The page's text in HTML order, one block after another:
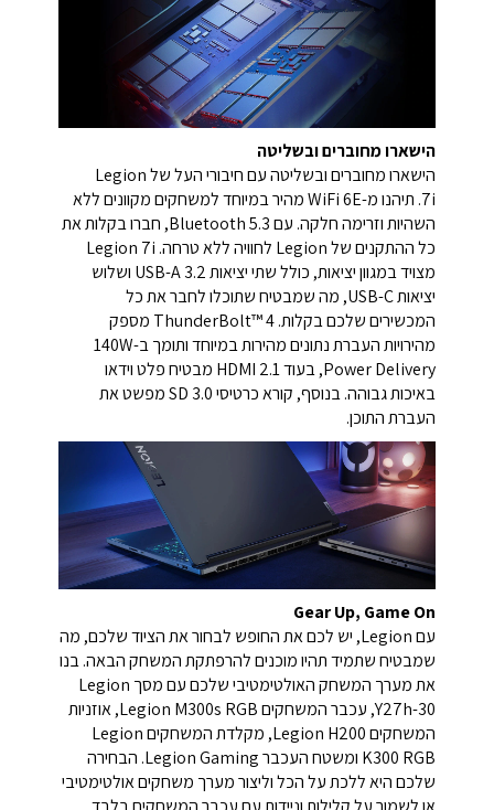
הישארו מחוברים ובשליטה
הישארו מחוברים ובשליטה עם חיבורי העל של Legion
7i. תיהנו מ-WiFi 6E מהיר במיוחד למשחקים מקוונים ללא
השהיות וזרימה חלקה. עם Bluetooth 5.3, חברו בקלות את
כל ההתקנים של Legion לחוויה ללא טרחה. Legion 7i
מצויד במגוון יציאות, כולל שתי יציאות USB-A 3.2 ושלוש
יציאות USB-C, מה שמבטיח שתוכלו לחבר את כל
המכשירים שלכם בקלות. ThunderBolt™ 4 מספק
מהירויות העברת נתונים מהירות במיוחד ותומך ב-140W
Power Delivery, בעוד HDMI 2.1 מבטיח פלט וידאו
באיכות גבוהה. בנוסף, קורא כרטיסי SD 3.0 מפשט את
העברת התוכן.
Gear Up, Game On
עם Legion, יש לכם את החופש לבחור את הציוד שלכם, מה
שמבטיח שתמיד תהיו מוכנים להרפתקת המשחק הבאה. בנו
את מערך המשחק האולטימטיבי שלכם עם מסך Legion
Y27h-30, עכבר המשחקים Legion M300s RGB, אוזניות
המשחקים Legion H200, מקלדת המשחקים Legion
K300 RGB ומשטח העכבר Legion Gaming. הבחירה
שלכם היא ללכת על הכל וליצור מערך משחקים אולטימטיבי